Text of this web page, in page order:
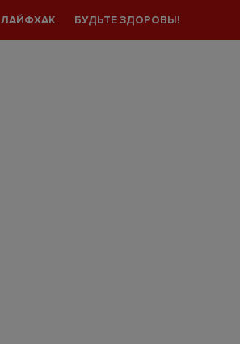
ЛАЙФХАК БУДЬТЕ ЗДОРОВЫ!